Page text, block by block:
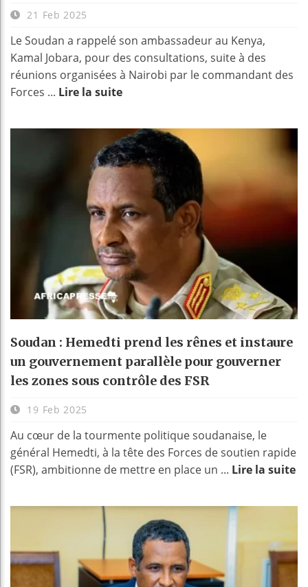
21 Feb 2025
Le Soudan a rappelé son ambassadeur au Kenya,
Kamal Jobara, pour des consultations, suite à des
réunions organisées à Nairobi par le commandant des
Forces ... Lire la suite
Soudan : Hemedti prend les rênes et instaure
un gouvernement parallèle pour gouverner
les zones sous contrôle des FSR
19 Feb 2025
Au cœur de la tourmente politique soudanaise, le
général Hemedti, à la tête des Forces de soutien rapide
(FSR), ambitionne de mettre en place un ... Lire la suite